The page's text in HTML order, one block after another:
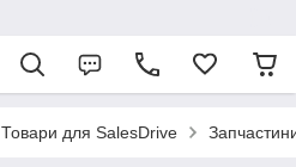
Товари для SalesDrive